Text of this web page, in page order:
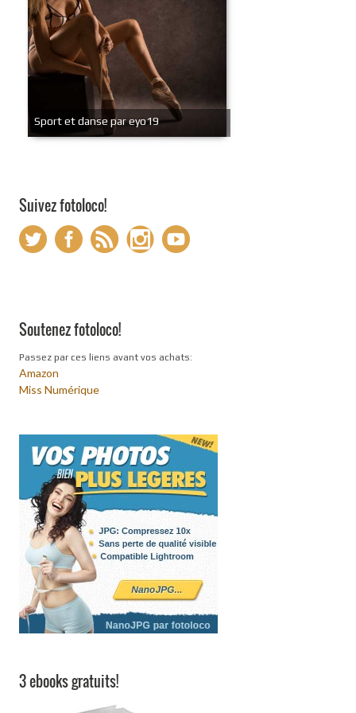
Sport et danse par eyo19
Suivez fotoloco!
Soutenez fotoloco!
Passez par ces liens avant vos achats:
Amazon
Miss Numérique
3 ebooks gratuits!